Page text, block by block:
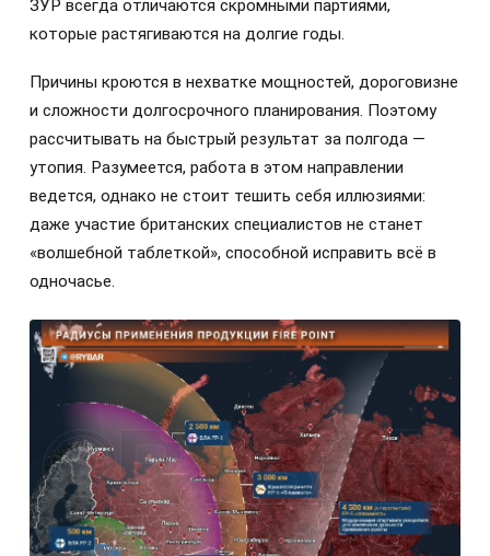
ЗУР всегда отличаются скромными партиями,
которые растягиваются на долгие годы.
Причины кроются в нехватке мощностей, дороговизне
и сложности долгосрочного планирования. Поэтому
рассчитывать на быстрый результат за полгода —
утопия. Разумеется, работа в этом направлении
ведется, однако не стоит тешить себя иллюзиями:
даже участие британских специалистов не станет
«волшебной таблеткой», способной исправить всё в
одночасье.